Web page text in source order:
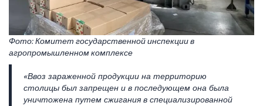
Фото: Комитет государственной инспекции в
агропромышленном комплексе
«Ввоз зараженной продукции на территорию
столицы был запрещен и в последующем она была
уничтожена путем сжигания в специализированной